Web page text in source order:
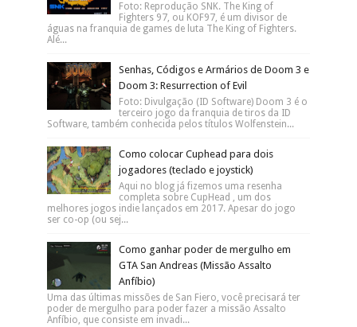
Foto: Reprodução SNK. The King of
Fighters 97, ou KOF97, é um divisor de
águas na franquia de games de luta The King of Fighters.
Alé...
Senhas, Códigos e Armários de Doom 3 e
Doom 3: Resurrection of Evil
Foto: Divulgação (ID Software) Doom 3 é o
terceiro jogo da franquia de tiros da ID
Software, também conhecida pelos títulos Wolfenstein...
Como colocar Cuphead para dois
jogadores (teclado e joystick)
Aqui no blog já fizemos uma resenha
completa sobre CupHead , um dos
melhores jogos indie lançados em 2017. Apesar do jogo
ser co-op (ou sej...
Como ganhar poder de mergulho em
GTA San Andreas (Missão Assalto
Anfíbio)
Uma das últimas missões de San Fiero, você precisará ter
poder de mergulho para poder fazer a missão Assalto
Anfíbio, que consiste em invadi...